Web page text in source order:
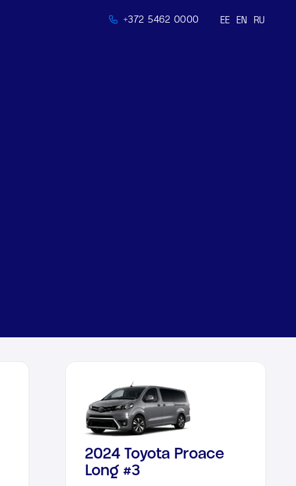
+372 5462 0000 EE EN RU
2024 Toyota Proace
Long #3